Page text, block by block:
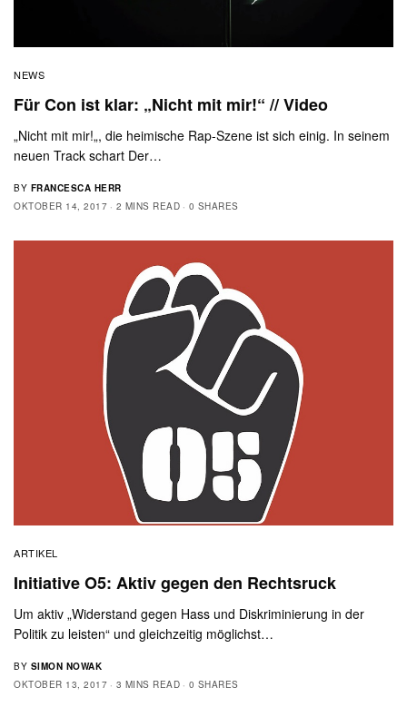
NEWS
Für Con ist klar: „Nicht mit mir!“ // Video
„Nicht mit mir!„, die heimische Rap-Szene ist sich einig. In seinem
neuen Track schart Der…
BY FRANCESCA HERR
OKTOBER 14, 2017
2 MINS READ 0 SHARES
ARTIKEL
Initiative O5: Aktiv gegen den Rechtsruck
Um aktiv „Widerstand gegen Hass und Diskriminierung in der
Politik zu leisten“ und gleichzeitig möglichst…
BY SIMON NOWAK
OKTOBER 13, 2017
3 MINS READ 0 SHARES